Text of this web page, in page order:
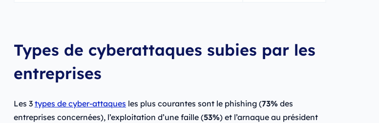
Types de cyberattaques subies par les
entreprises
Les 3 types de cyber-attaques les plus courantes sont le phishing (73% des
entreprises concernées), l’exploitation d’une faille (53%) et l’arnaque au président